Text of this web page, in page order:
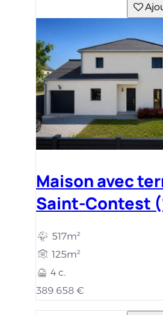
Maison avec
Saint-Contest
517m²
125m²
4 c.
389 658 €